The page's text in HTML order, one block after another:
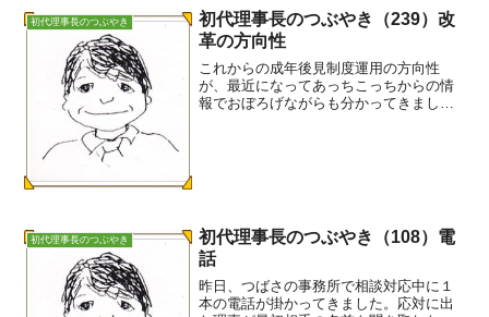
初代理事長のつぶやき
初代理事長のつぶやき（239）改
革の方向性
これからの成年後見制度運用の方向性
が、最近になってあっちこっちからの情
報でおぼろげながらも分かってきまし
初代理事長のつぶやき
初代理事長のつぶやき（108）電
話
昨日、つばさの事務所で相談対応中に１
本の電話が掛かってきました。応対に出